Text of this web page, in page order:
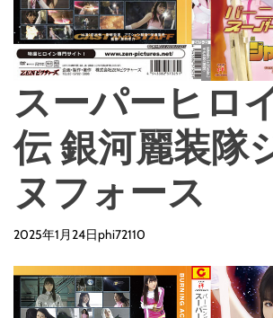
スーパーヒロ
伝 銀河麗装隊
ヌフォース
2025年1月24日phi72110